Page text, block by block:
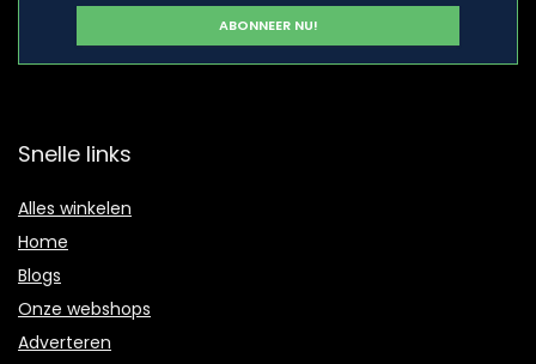
Snelle links
Alles winkelen
Home
Blogs
Onze webshops
Adverteren